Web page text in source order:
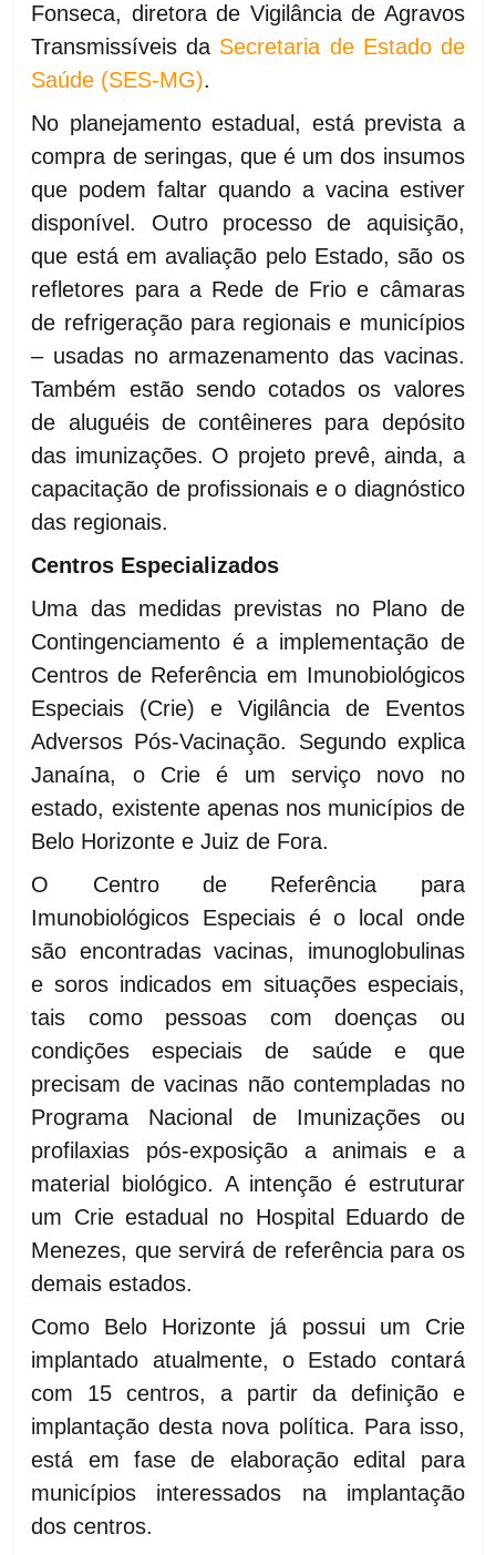
Fonseca, diretora de Vigilância de Agravos
Transmissíveis da Secretaria de Estado de
Saúde (SES-MG).
No planejamento estadual, está prevista a
compra de seringas, que é um dos insumos
que podem faltar quando a vacina estiver
disponível. Outro processo de aquisição,
que está em avaliação pelo Estado, são os
refletores para a Rede de Frio e câmaras
de refrigeração para regionais e municípios
– usadas no armazenamento das vacinas.
Também estão sendo cotados os valores
de aluguéis de contêineres para depósito
das imunizações. O projeto prevê, ainda, a
capacitação de profissionais e o diagnóstico
das regionais.
Centros Especializados
Uma das medidas previstas no Plano de
Contingenciamento é a implementação de
Centros de Referência em Imunobiológicos
Especiais (Crie) e Vigilância de Eventos
Adversos Pós-Vacinação. Segundo explica
Janaína, o Crie é um serviço novo no
estado, existente apenas nos municípios de
Belo Horizonte e Juiz de Fora.
O Centro de Referência para
Imunobiológicos Especiais é o local onde
são encontradas vacinas, imunoglobulinas
e soros indicados em situações especiais,
tais como pessoas com doenças ou
condições especiais de saúde e que
precisam de vacinas não contempladas no
Programa Nacional de Imunizações ou
profilaxias pós-exposição a animais e a
material biológico. A intenção é estruturar
um Crie estadual no Hospital Eduardo de
Menezes, que servirá de referência para os
demais estados.
Como Belo Horizonte já possui um Crie
implantado atualmente, o Estado contará
com 15 centros, a partir da definição e
implantação desta nova política. Para isso,
está em fase de elaboração edital para
municípios interessados na implantação
dos centros.